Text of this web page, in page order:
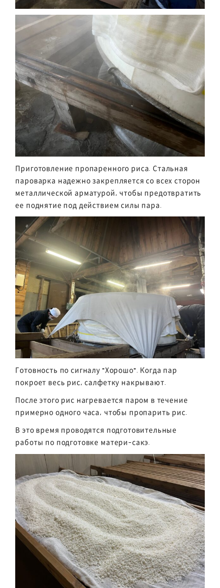
Приготовление пропаренного риса. Стальная
пароварка надежно закрепляется со всех сторон
металлической арматурой, чтобы предотвратить
ее поднятие под действием силы пара.
Готовность по сигналу "Хорошо". Когда пар
покроет весь рис, салфетку накрывают.
После этого рис нагревается паром в течение
примерно одного часа, чтобы пропарить рис.
В это время проводятся подготовительные
работы по подготовке матери-сакэ.